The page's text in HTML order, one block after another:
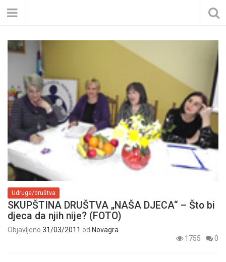
Udruge/društva
SKUPŠTINA DRUŠTVA „NAŠA DJECA“ – Što bi
djeca da njih nije? (FOTO)
Objavljeno 31/03/2011 od Novagra
1755
0